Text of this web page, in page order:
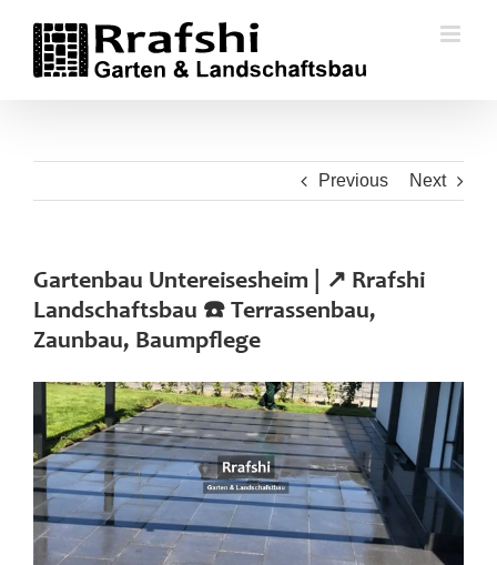
content
Previous Next
Gartenbau Untereisesheim | ↗️ Rrafshi
Landschaftsbau ☎️ Terrassenbau,
Zaunbau, Baumpflege